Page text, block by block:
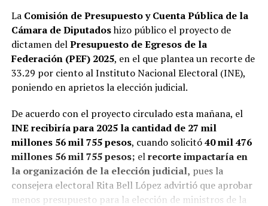
La Comisión de Presupuesto y Cuenta Pública de la
Cámara de Diputadoshizo público el proyecto de
dictamen delPresupuesto de Egresos de la
Federación (PEF) 2025, en el que plantea un recorte de
33.29 por ciento al Instituto Nacional Electoral (INE),
poniendo en aprietos la elección judicial.
De acuerdo con el proyecto circulado esta mañana, el
INE recibiría para 2025 la cantidad de 27 mil
millones 56 mil 755 pesos, cuando solicitó40 mil 476
millones 56 mil 755 pesos; elrecorte impactaría en
la organización de la elección judicial, pues la
consejera electoral Rita Bell López advirtió que aprobar
menos presupuesto para la elección de ministros de la